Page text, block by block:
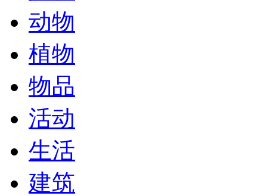
动物
植物
物品
活动
生活
建筑